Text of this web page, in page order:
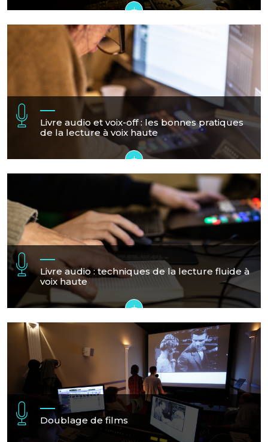
+
Livre audio et voix-off : les bonnes pratiques
de la lecture à voix haute
+
Livre audio : techniques de la lecture fluide à
voix haute
+
Doublage de films